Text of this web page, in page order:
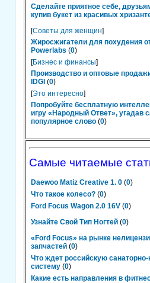
Сделайте приятное себе,
купив букет из красивых
[Советы для женщин]
Жиросжигатели для похудения
Powerlabs (0)
[Бизнес и финансы]
Производство и оптовые
IDGI (0)
[Это интересно]
Попробуйте бесплатную
игру «Народный Ответ», угадав
популярное слово (0)
Самые читаемые
Daewoo Matiz Creative 1. 0 (0)
Что такое колесо? (0)
Ford Focus Wagon 2.0 16V (0)
Узнайте Свой Тип Ногтей (0)
«Ford Focus» на рынке
запчастей (0)
Что ждет российскую
систему (0)
Какие есть направления в